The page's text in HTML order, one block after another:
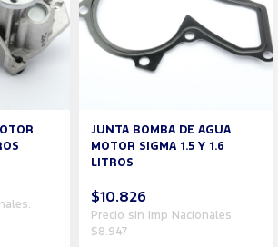
JUNTA BOMBA DE AGUA
MOTOR SIGMA 1.5 Y 1.6
LITROS
$10.826
Precio sin Imp Nacionales:
$8.947